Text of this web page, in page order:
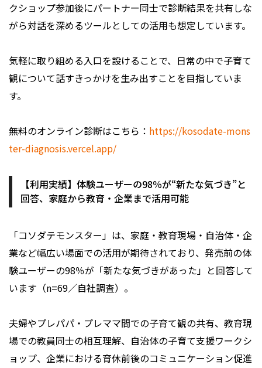
クショップ参加後にパートナー同士で診断結果を共有しな
がら対話を深めるツールとしての活用も想定しています。
気軽に取り組める入口を設けることで、日常の中で子育て
観について話すきっかけを生み出すことを目指していま
す。
無料のオンライン診断はこちら： https://kosodate-mons
ter-diagnosis.vercel.app/
【利用実績】体験ユーザーの98％が“新たな気づき”と
回答、家庭から教育・企業まで活用可能
「コソダテモンスター」は、家庭・教育現場・自治体・企
業など幅広い場面での活用が期待されており、発売前の体
験ユーザーの98％が「新たな気づきがあった」と回答して
います（n=69／自社調査）。
夫婦やプレパパ・プレママ間での子育て観の共有、教育現
場での教員同士の相互理解、自治体の子育て支援ワークシ
ョップ、企業における育休前後のコミュニケーション促進